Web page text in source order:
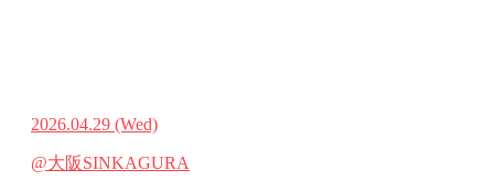
2026.04.29 (Wed)
@大阪SINKAGURA